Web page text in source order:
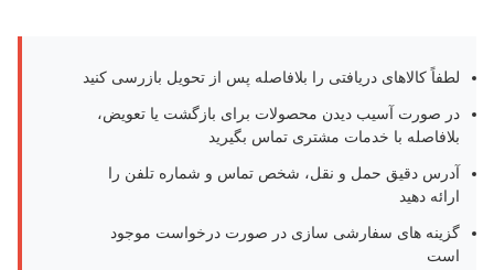
لطفاً کالاهای دریافتی را بلافاصله پس از تحویل بازرسی کنید
در صورت آسیب دیدن محصولات برای بازگشت یا تعویض،
بلافاصله با خدمات مشتری تماس بگیرید
آدرس دقیق حمل و نقل، شخص تماس و شماره تلفن را
ارائه دهید
گزینه های سفارشی سازی در صورت درخواست موجود
است